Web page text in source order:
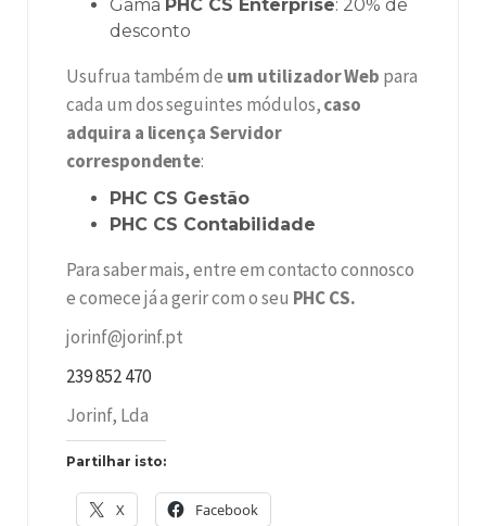
Gama PHC CS Enterprise: 20% de
desconto
Usufrua também de um utilizador Web para
cada um dos seguintes módulos,caso
adquira a licença Servidor
correspondente:
PHC CS Gestão
PHC CS Contabilidade
Para saber mais, entre em contacto connosco
e comece já a gerir com o seu PHC CS.
jorinf@jorinf.pt
239 852 470
Jorinf, Lda
Partilhar isto:
X Facebook